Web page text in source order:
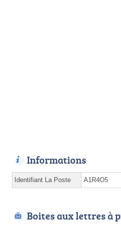
Informations
Identifiant La Poste A1R4O5
Boites aux lettres à